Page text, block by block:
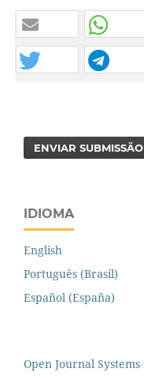
ENVIAR SUBMISSÃO
IDIOMA
English
Português (Brasil)
Español (España)
Open Journal Systems